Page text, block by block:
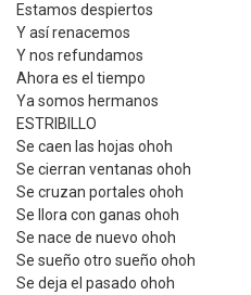
Estamos despiertos
Y así renacemos
Y nos refundamos
Ahora es el tiempo
Ya somos hermanos
ESTRIBILLO
Se caen las hojas ohoh
Se cierran ventanas ohoh
Se cruzan portales ohoh
Se llora con ganas ohoh
Se nace de nuevo ohoh
Se sueño otro sueño ohoh
Se deja el pasado ohoh